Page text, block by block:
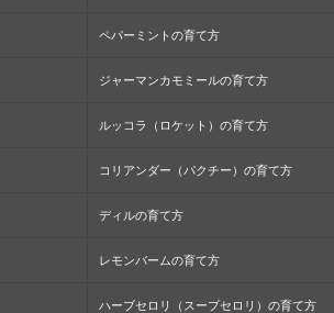
ペパーミントの育て方
ジャーマンカモミールの育て方
ルッコラ（ロケット）の育て方
コリアンダー（パクチー）の育て方
ディルの育て方
レモンバームの育て方
ハーブセロリ（スープセロリ）の育て方